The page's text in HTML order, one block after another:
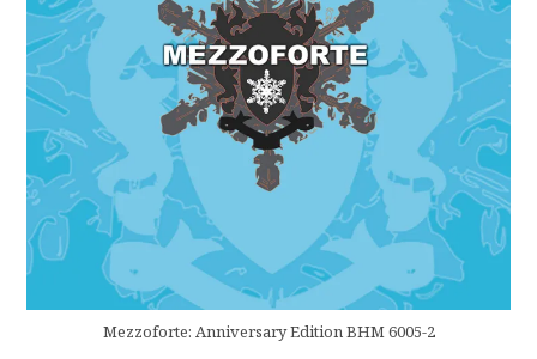
Mezzoforte: Anniversary Edition BHM 6005-2